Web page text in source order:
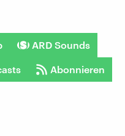
ARD Sounds
Abonnieren